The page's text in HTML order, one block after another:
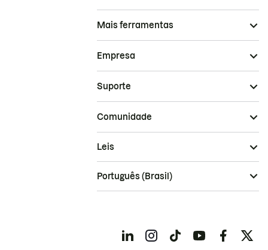
Mais ferramentas
Empresa
Suporte
Comunidade
Leis
Português (Brasil)